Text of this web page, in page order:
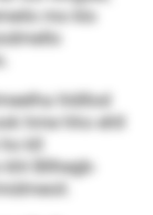
mo klo
hldllod
hme hho ehll
kll
Bllhegb-